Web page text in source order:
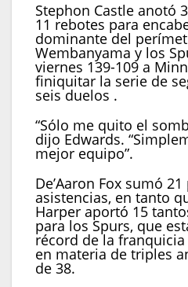
Stephon Castle anotó
11 rebotes para
dominante del
Wembanyama y los
viernes 139-109 a
finiquitar la serie de
seis duelos .
“Sólo me quito el
dijo Edwards.
mejor equipo”.
De’Aaron Fox sumó
asistencias, en tanto
Harper aportó 15
para los Spurs, que
récord de la
en materia de triples
de 38.